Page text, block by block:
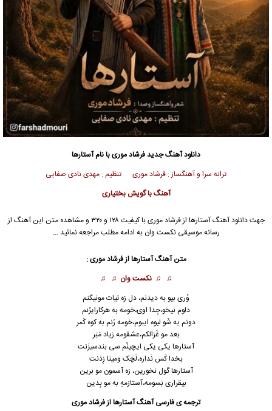
دانلود آهنگ جدیدفرشاد موری با نام آستارها
ترانه سرا و آهنگساز : فرشاد موری تنظیم : مهدی نادی صفایی
آهنگ با گویش بختیاری
جهت دانلود آهنگ آستارها از فرشاد موری با کیفیت ۱۲۸ و ۳۲۰ و مشاهده متن این آهنگ از
رسانه موسیقی نکست وان به ادامه مطلب مراجعه نمائید …
متن آهنگ آستارها از فرشاد موری :
♫ ♫ نکست وان ♫ ♫
وُری بیو به دیدنم، دل زه تیات مونیکَنم
دلوم نیخو،جِدا اوی،خومه به هرکارایزَنم
دونم یه شَو لیوه ایبوم،خومه زَنم به کوه کَمر
بعد مو غَزالکم،عشقومه زیاد مَبَر
آستارها یکی یکی ایچینُم سی بندسیزَنت
بخدا کَس نَداره،لَچَک ومینا زِدَنت
آستارها گول نخورین، زه آسمون مو برین
بیقراری بَسومه،آستارَمهِ به مو بِدین
ترجمه ی فارسی آهنگ آستارها از فرشاد موری